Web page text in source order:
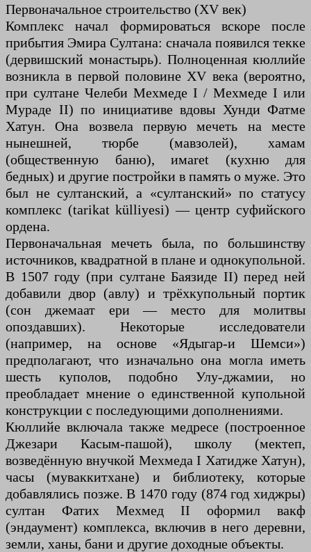
Первоначальное строительство (XV век)
Комплекс начал формироваться вскоре после
прибытия Эмира Султана: сначала появился текке
(дервишский монастырь). Полноценная кюллийе
возникла в первой половине XV века (вероятно,
при султане Челеби Мехмеде I / Мехмеде I или
Мураде II) по инициативе вдовы Хунди Фатме
Хатун. Она возвела первую мечеть на месте
нынешней, тюрбе (мавзолей), хамам
(общественную баню), имaret (кухню для
бедных) и другие постройки в память о муже. Это
был не султанский, а «султанский» по статусу
комплекс (tarikat külliyesi) — центр суфийского
ордена.
Первоначальная мечеть была, по большинству
источников, квадратной в плане и однокупольной.
В 1507 году (при султане Баязиде II) перед ней
добавили двор (авлу) и трёхкупольный портик
(сон джемаат ери — место для молитвы
опоздавших). Некоторые исследователи
(например, на основе «Ядыгар-и Шемси»)
предполагают, что изначально она могла иметь
шесть куполов, подобно Улу-джамии, но
преобладает мнение о единственной купольной
конструкции с последующими дополнениями.
Кюллийе включала также медресе (построенное
Джезари Касым-пашой), школу (мектеп,
возведённую внучкой Мехмеда I Хатидже Хатун),
часы (муваккитхане) и библиотеку, которые
добавлялись позже. В 1470 году (874 год хиджры)
султан Фатих Мехмед II оформил вакф
(эндаумент) комплекса, включив в него деревни,
земли, ханы, бани и другие доходные объекты.